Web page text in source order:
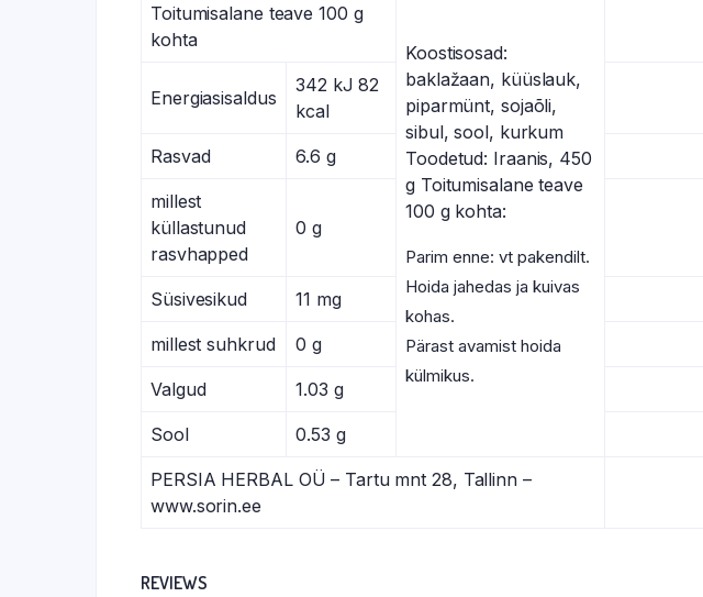
Toitumisalane teave 100 g
kohta
Koostisosad:
baklažaan, küüslauk,
piparmünt, sojaõli,
sibul, sool, kurkum
Toodetud: Iraanis, 450
g Toitumisalane teave
100 g kohta:
Parim enne: vt pakendilt.
Hoida jahedas ja kuivas
kohas.
Pärast avamist hoida
külmikus.
Energiasisaldus
342 kJ 82
kcal
Rasvad 6.6 g
millest
küllastunud
rasvhapped
0 g
Süsivesikud 11 mg
millest suhkrud 0 g
Valgud 1.03 g
Sool 0.53 g
PERSIA HERBAL OÜ – Tartu mnt 28, Tallinn –
www.sorin.ee
REVIEWS